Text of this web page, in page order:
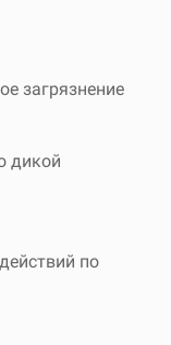
загрязнение
дикой
по